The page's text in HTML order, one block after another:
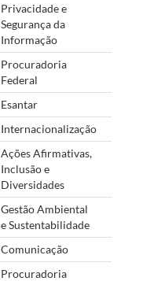
Privacidade e
Segurança da
Informação
Procuradoria
Federal
Esantar
Internacionalização
Ações Afirmativas,
Inclusão e
Diversidades
Gestão Ambiental
e Sustentabilidade
Comunicação
Procuradoria